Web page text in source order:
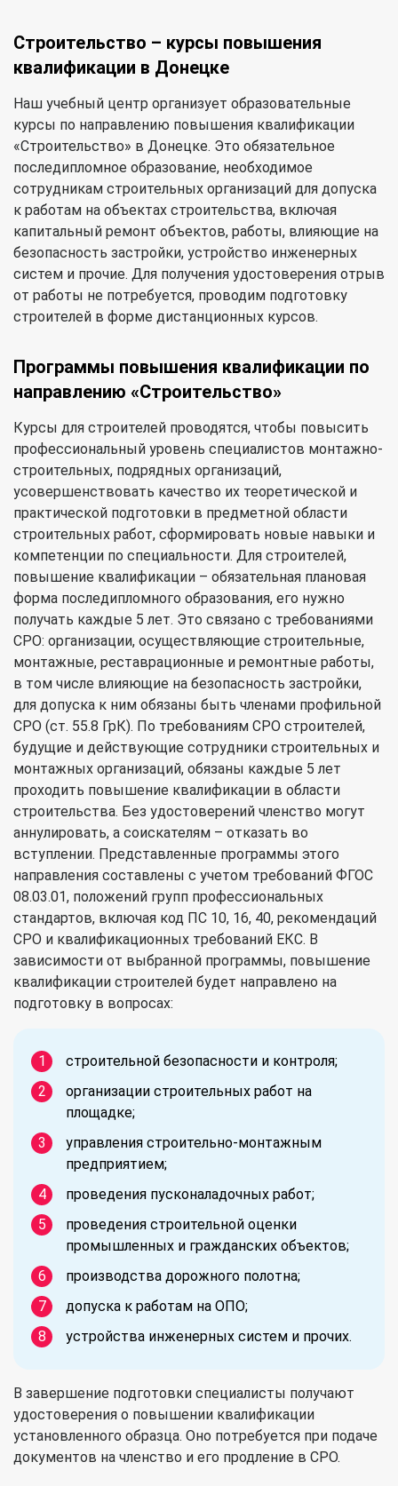
Строительство – курсы повышения
квалификации в Донецке
Наш учебный центр организует образовательные
курсы по направлению повышения квалификации
«Строительство» в Донецке. Это обязательное
последипломное образование, необходимое
сотрудникам строительных организаций для допуска
к работам на объектах строительства, включая
капитальный ремонт объектов, работы, влияющие на
безопасность застройки, устройство инженерных
систем и прочие. Для получения удостоверения отрыв
от работы не потребуется, проводим подготовку
строителей в форме дистанционных курсов.
Программы повышения квалификации по
направлению «Строительство»
Курсы для строителей проводятся, чтобы повысить
профессиональный уровень специалистов монтажно-
строительных, подрядных организаций,
усовершенствовать качество их теоретической и
практической подготовки в предметной области
строительных работ, сформировать новые навыки и
компетенции по специальности. Для строителей,
повышение квалификации – обязательная плановая
форма последипломного образования, его нужно
получать каждые 5 лет. Это связано с требованиями
СРО: организации, осуществляющие строительные,
монтажные, реставрационные и ремонтные работы,
в том числе влияющие на безопасность застройки,
для допуска к ним обязаны быть членами профильной
СРО (ст. 55.8 ГрК). По требованиям СРО строителей,
будущие и действующие сотрудники строительных и
монтажных организаций, обязаны каждые 5 лет
проходить повышение квалификации в области
строительства. Без удостоверений членство могут
аннулировать, а соискателям – отказать во
вступлении. Представленные программы этого
направления составлены с учетом требований ФГОС
08.03.01, положений групп профессиональных
стандартов, включая код ПС 10, 16, 40, рекомендаций
СРО и квалификационных требований ЕКС. В
зависимости от выбранной программы, повышение
квалификации строителей будет направлено на
подготовку в вопросах:
строительной безопасности и контроля;
организации строительных работ на
площадке;
управления строительно-монтажным
предприятием;
проведения пусконаладочных работ;
проведения строительной оценки
промышленных и гражданских объектов;
производства дорожного полотна;
допуска к работам на ОПО;
устройства инженерных систем и прочих.
В завершение подготовки специалисты получают
удостоверения о повышении квалификации
установленного образца. Оно потребуется при подаче
документов на членство и его продление в СРО.